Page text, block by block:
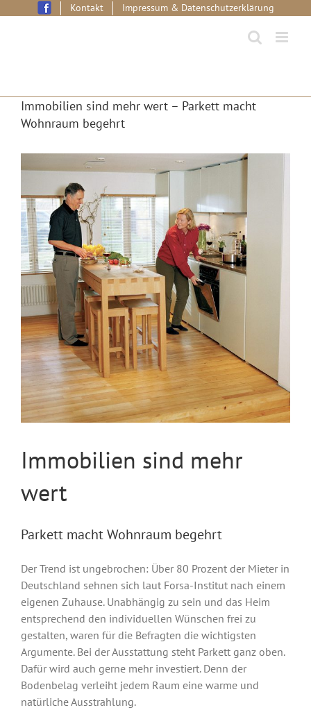
Kontakt Impressum & Datenschutzerklärung
Immobilien sind mehr wert – Parkett macht
Wohnraum begehrt
Image
Immobilien sind mehr
wert
Parkett macht Wohnraum begehrt
Der Trend ist ungebrochen: Über 80 Prozent der Mieter in
Deutschland sehnen sich laut Forsa-Institut nach einem
eigenen Zuhause. Unabhängig zu sein und das Heim
entsprechend den individuellen Wünschen frei zu
gestalten, waren für die Befragten die wichtigsten
Argumente. Bei der Ausstattung steht Parkett ganz oben.
Dafür wird auch gerne mehr investiert. Denn der
Bodenbelag verleiht jedem Raum eine warme und
natürliche Ausstrahlung.